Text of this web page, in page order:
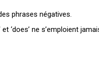
phrases négatives.
‘does’ ne s’emploient